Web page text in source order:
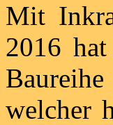
Mit
2016
welcher